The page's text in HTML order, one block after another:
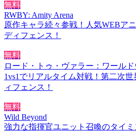
無料
RWBY: Amity Arena
原作キャラ続々参戦！人気WEBア
ディフェンス！
無料
ロード・トゥ・ヴァラー：ワール
1vs1でリアルタイム対戦！第二次
ィフェンス！
無料
Wild Beyond
強力な指揮官ユニット召喚のタイ